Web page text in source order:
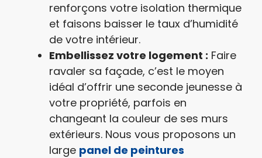
renforçons votre isolation thermique
et faisons baisser le taux d’humidité
de votre intérieur.
Embellissez votre logement : Faire
ravaler sa façade, c’est le moyen
idéal d’offrir une seconde jeunesse à
votre propriété, parfois en
changeant la couleur de ses murs
extérieurs. Nous vous proposons un
large panel de peintures